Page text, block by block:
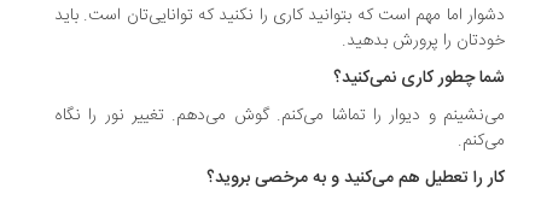
اما مهم است که بتوانید کاری را نکنید که توانایی‌تان است. باید
را پرورش بدهید.
چطور کاری نمی‌کنید؟
و دیوار را تماشا می‌کنم. گوش می‌دهم. تغییر نور را نگاه
را تعطیل هم می‌کنید و به مرخصی بروید؟